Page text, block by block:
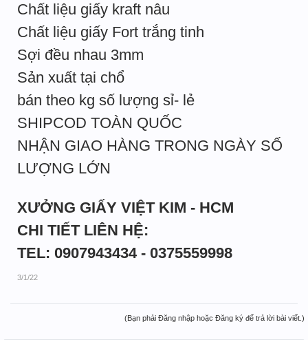
Chất liệu giấy kraft nâu
Chất liệu giấy Fort trắng tinh
Sợi đều nhau 3mm
Sản xuất tại chổ
bán theo kg số lượng sỉ- lẻ
SHIPCOD TOÀN QUỐC
NHẬN GIAO HÀNG TRONG NGÀY SỐ
LƯỢNG LỚN
XƯỞNG GIẤY VIỆT KIM - HCM
CHI TIẾT LIÊN HỆ:
TEL: 0907943434 - 0375559998
3/1/22
(Bạn phải Đăng nhập hoặc Đăng ký để trả lời bài viết.)